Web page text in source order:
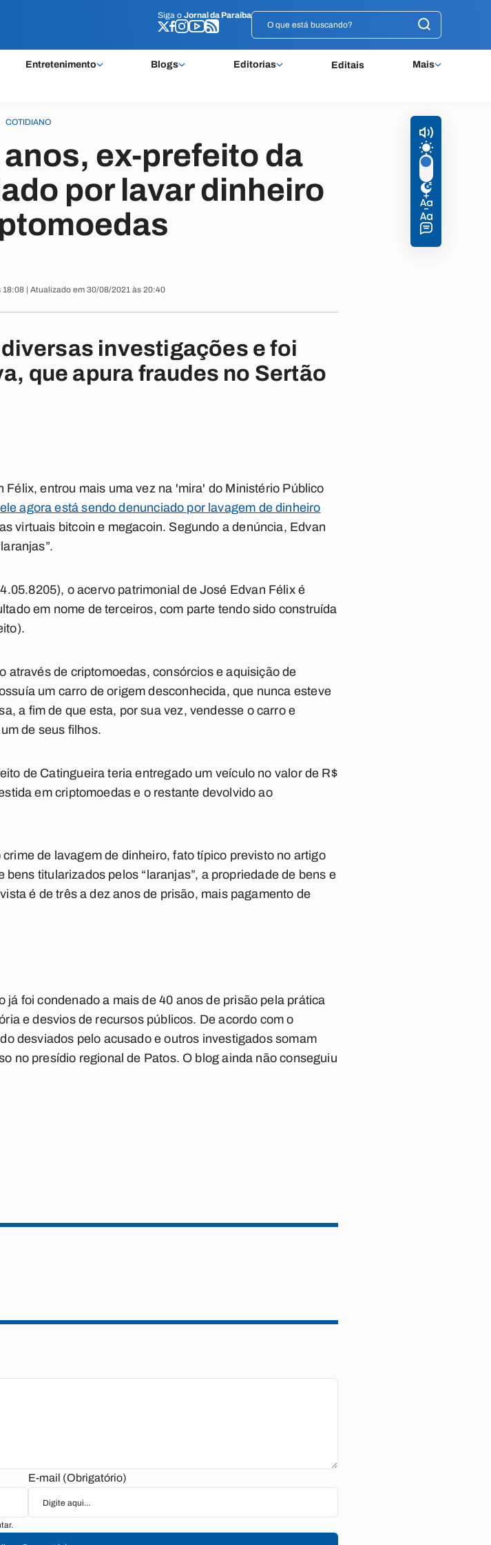
Siga o Jornal da Paraíba
Entretenimento Blogs Editorias Editais Mais
Siga o Jornal da Paraíba
COTIDIANO
ex-prefeito da
por lavar dinheiro
| Atualizado em 30/08/2021 às 20:40
investigações e foi
que apura fraudes no Sertão
entrou mais uma vez na 'mira' do Ministério Público
agora está sendo denunciado por lavagem de dinheiro
virtuais bitcoin e megacoin. Segundo a denúncia, Edvan
o acervo patrimonial de José Edvan Félix é
em nome de terceiros, com parte tendo sido construída
através de criptomoedas, consórcios e aquisição de
um carro de origem desconhecida, que nunca esteve
a fim de que esta, por sua vez, vendesse o carro e
de seus filhos.
de Catingueira teria entregado um veículo no valor de R$
em criptomoedas e o restante devolvido ao
de lavagem de dinheiro, fato típico previsto no artigo
titularizados pelos “laranjas”, a propriedade de bens e
é de três a dez anos de prisão, mais pagamento de
foi condenado a mais de 40 anos de prisão pela prática
e desvios de recursos públicos. De acordo com o
desviados pelo acusado e outros investigados somam
no presídio regional de Patos. O blog ainda não conseguiu
E-mail (Obrigatório)